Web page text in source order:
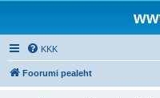
KKK
Foorumi pealeht